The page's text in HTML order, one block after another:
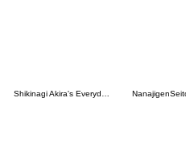
Shikinagi Akira's Everyday Stickers